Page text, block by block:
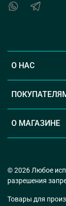
О НАС
О МАГАЗИНЕ
© 2026 Любое
разрешения
Товары для